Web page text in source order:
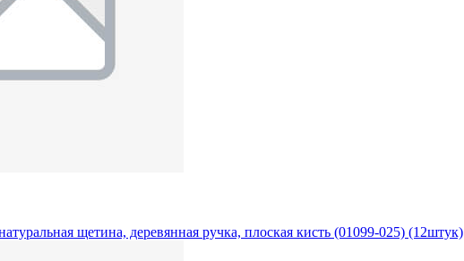
щетина, деревянная ручка, плоская кисть (01099-025) (12штук)